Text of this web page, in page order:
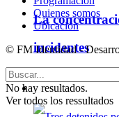
La
incidentes
Policiales
Quienes somos
Ubicación
© FM Identidad -
No hay resultados.
Ver todos los ressultados